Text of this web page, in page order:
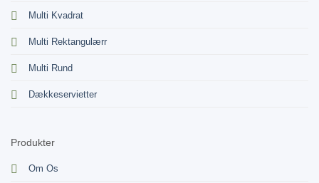
Multi Kvadrat
Multi Rektangulærr
Multi Rund
Dækkeservietter
Produkter
Om Os